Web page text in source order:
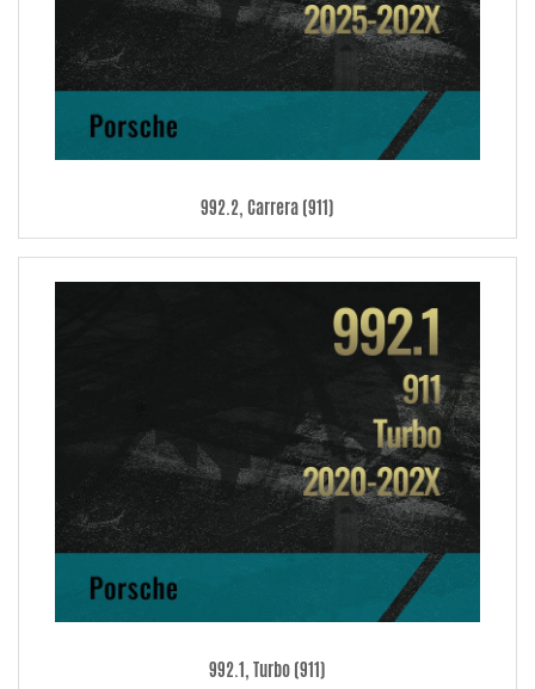
- moderne teknologi med doble rader og sveisede endestykker for
bedre kjøling og pålitelighet.
Oljekjøler- utvidet celle pakke volumet, og kjøle området forhindrer
overoppheting.
- utformet med tetninger for et godt skjermet rom for
992.2, Carrera (911)
992.1, Turbo (911)